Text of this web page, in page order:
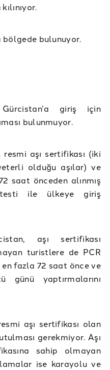
bölgede bulunuyor.
giriş için
bulunmuyor.
aşı sertifikası (iki
olduğu aşılar) ve
saat önceden alınmış
ile ülkeye giriş
aşı sertifikası
turistlere de PCR
fazla 72 saat önce ve
günü yaptırmalarını
aşı sertifikası olan
gerekmiyor. Aşı
sahip olmayan
ise karayolu ve